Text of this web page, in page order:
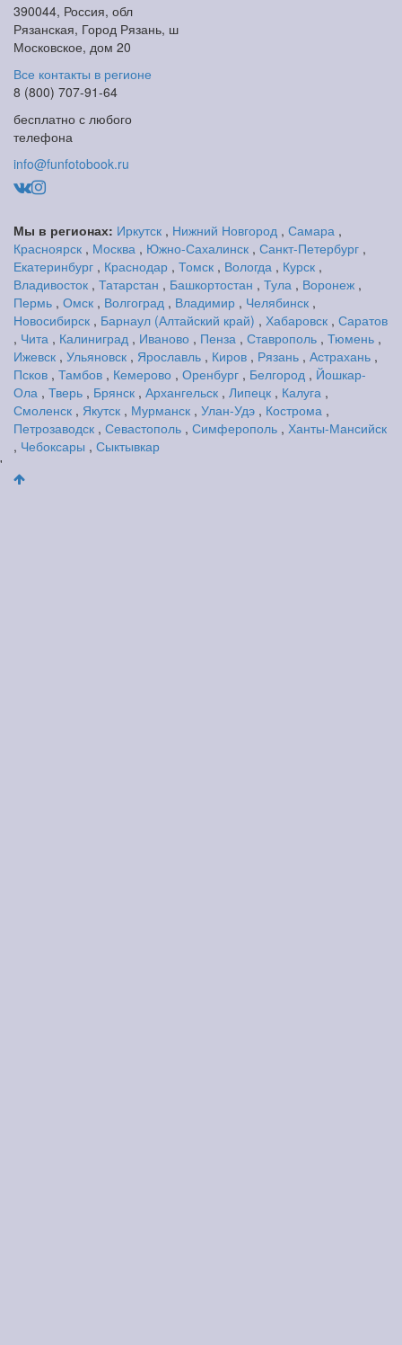
390044, Россия, обл
Рязанская, Город Рязань, ш
Московское, дом 20
Все контакты в регионе
8 (800) 707-91-64
бесплатно с любого
телефона
info@funfotobook.ru
Мы в регионах: Иркутск , Нижний Новгород , Самара ,
Красноярск , Москва , Южно-Сахалинск , Санкт-Петербург ,
Екатеринбург , Краснодар , Томск , Вологда , Курск ,
Владивосток , Татарстан , Башкортостан , Тула , Воронеж ,
Пермь , Омск , Волгоград , Владимир , Челябинск ,
Новосибирск , Барнаул (Алтайский край) , Хабаровск , Саратов
, Чита , Калиниград , Иваново , Пенза , Ставрополь , Тюмень ,
Ижевск , Ульяновск , Ярославль , Киров , Рязань , Астрахань ,
Псков , Тамбов , Кемерово , Оренбург , Белгород , Йошкар-
Ола , Тверь , Брянск , Архангельск , Липецк , Калуга ,
Смоленск , Якутск , Мурманск , Улан-Удэ , Кострома ,
Петрозаводск , Севастополь , Симферополь , Ханты-Мансийск
, Чебоксары , Сыктывкар
'